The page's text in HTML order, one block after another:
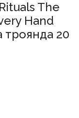
The
Hand
троянда 20